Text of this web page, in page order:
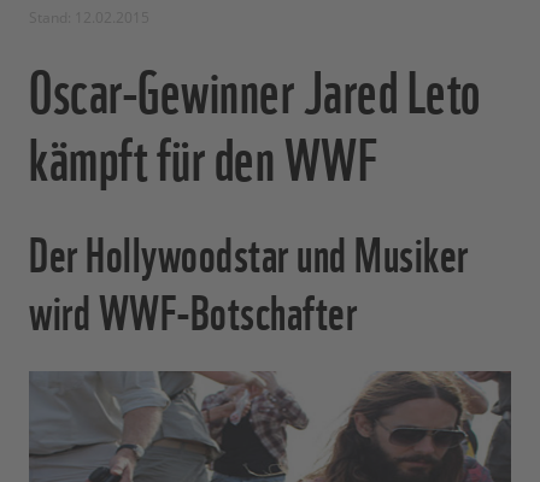
Oscar-Gewinner Jared Leto
kämpft für den WWF
Der Hollywoodstar und Musiker
wird WWF-Botschafter